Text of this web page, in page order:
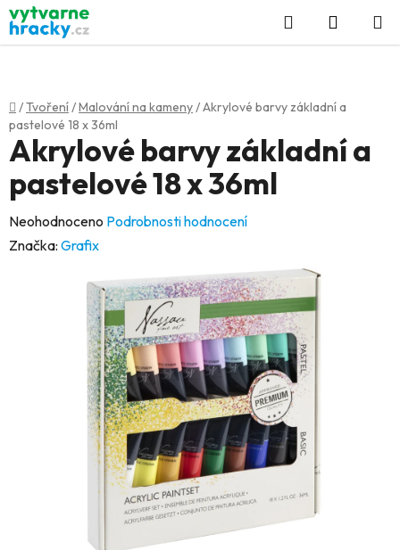
Přejít
na
obsah
Hledat
KOŠÍK
Domů
/Tvoření/Malování na kameny/Akrylové barvy základní a
pastelové 18 x 36ml
Akrylové barvy základní a
pastelové 18 x 36ml
Průměrné
hodnocení
Neohodnoceno Podrobnosti hodnocení
Značka: Grafix